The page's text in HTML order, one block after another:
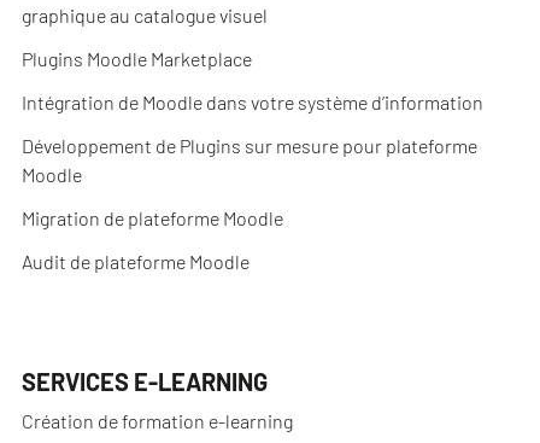
graphique au catalogue visuel
Plugins Moodle Marketplace
Intégration de Moodle dans votre système d’information
Développement de Plugins sur mesure pour plateforme
Moodle
Migration de plateforme Moodle
Audit de plateforme Moodle
SERVICES E-LEARNING
Création de formation e-learning